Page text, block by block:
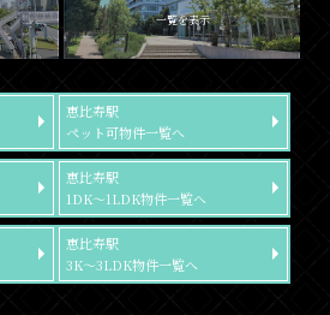
一覧を表示
恵比寿駅
ペット可物件一覧へ
恵比寿駅
1DK～1LDK物件一覧へ
恵比寿駅
3K～3LDK物件一覧へ